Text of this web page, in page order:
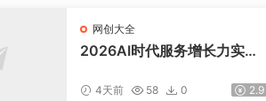
网创大全
2026AI时代服务增长力实战
法教学，破解门店客源流失低
4天前 58 0 2.9